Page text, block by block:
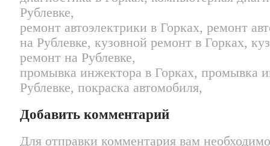
Рублевке,
ремонт автоэлектрики в Горках, ремонт
на Рублевке, кузовной ремонт в Горках,
ремонт на Рублевке,
промывка инжектора в Горках, промывка
Рублевке, покраска автомобиля,
Добавить комментарий
Для отправки комментария вам необходимо